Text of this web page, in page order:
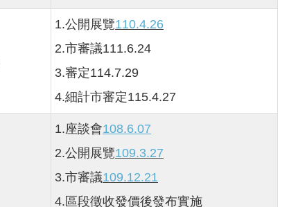
1.公開展覽110.4.26
2.市審議111.6.24
3.審定114.7.29
4.細計市審定115.4.27
1.座談會108.6.07
2.公開展覽109.3.27
3.市審議109.12.21
4.區段徵收發價後發布實施